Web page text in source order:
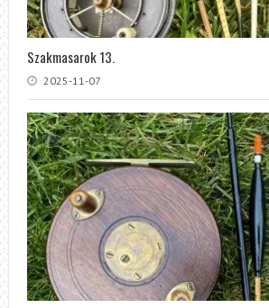
Szakmasarok 13.
2025-11-07